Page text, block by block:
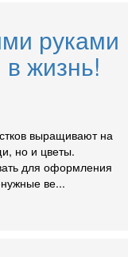
руками
жизнь!
выращивают на
но и цветы.
для оформления
ве...